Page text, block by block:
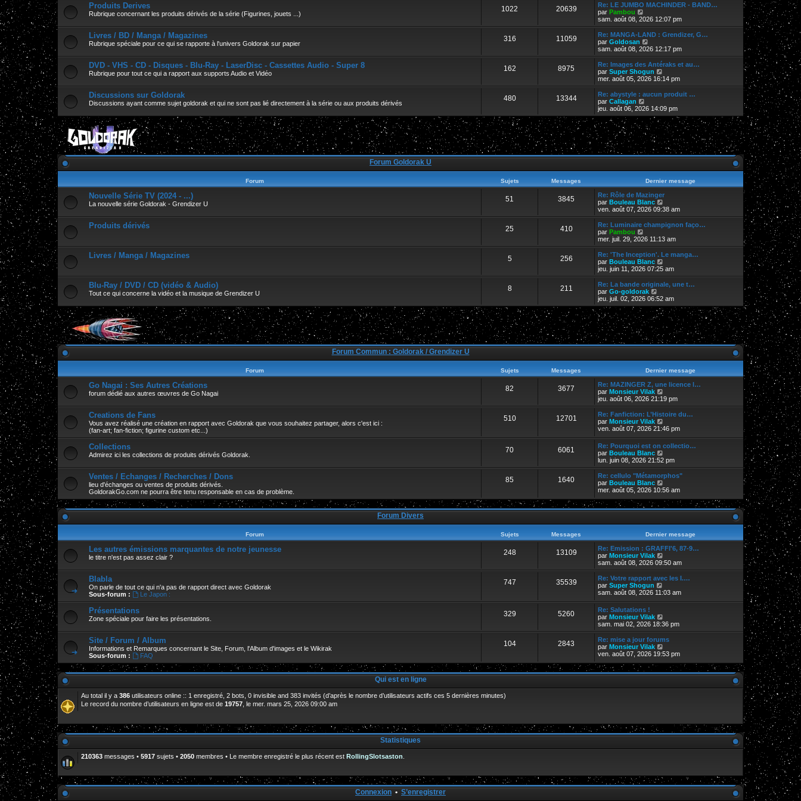
r
l
e
e
r
n
i
r
m
e
s
s
a
g
e
Produits Derives
Rubrique concernant les produits dérivés de la série (Figurines, jouets ...)
1022 20639
Re: LE JUMBO MACHINDER - BAND…
par Pambou
o
i
r
l
e
r
n
i
r
m
e
s
a
g
e
sam. août 08, 2026 12:07 pm
Livres / BD / Manga / Magazines
Rubrique spéciale pour ce qui se rapporte à l'univers Goldorak sur papier
316 11059
Re: MANGA-LAND : Grendizer, G…
par Goldosan
o
i
r
l
e
r
n
i
e
r
m
e
s
g
sam. août 08, 2026 12:17 pm
DVD - VHS - CD - Disques - Blu-Ray - LaserDisc - Cassettes Audio - Super 8
Rubrique pour tout ce qui a rapport aux supports Audio et Vidéo
162 8975
Re: Images des Antéraks et au…
par Super Shogun
o
i
r
l
e
e
r
n
i
e
r
e
s
a
g
e
mer. août 05, 2026 16:14 pm
Discussions sur Goldorak
Discussions ayant comme sujet goldorak et qui ne sont pas lié directement à la série ou aux produits dérivés
480 13344
Re: abystyle : aucun produit …
par Callagan
o
i
l
e
e
r
i
e
r
m
e
s
s
a
g
e
jeu. août 06, 2026 14:09 pm
Forum Goldorak U
Forum Sujets Messages Dernier message
Nouvelle Série TV (2024 - ...)
La nouvelle série Goldorak - Grendizer U
51 3845
Re: Rôle de Mazinger
par Bouleau Blanc
o
i
r
e
r
r
e
s
g
e
ven. août 07, 2026 09:38 am
Produits dérivés 25 410
Re: Luminaire champignon faço…
par Pambou
o
i
r
l
e
r
n
i
m
s
s
g
e
mer. juil. 29, 2026 11:13 am
Livres / Manga / Magazines 5 256
Re: 'The Inception'. Le manga…
par Bouleau Blanc
o
i
r
e
e
n
i
e
r
e
s
s
a
e
jeu. juin 11, 2026 07:25 am
Blu-Ray / DVD / CD (vidéo & Audio)
Tout ce qui concerne la vidéo et la musique de Grendizer U
8 211
Re: La bande originale, une t…
par Go-goldorak
o
i
r
l
d
e
r
i
e
r
m
e
s
s
a
g
e
jeu. juil. 02, 2026 06:52 am
Forum Commun : Goldorak / Grendizer U
Forum Sujets Messages Dernier message
Go Nagai : Ses Autres Créations
forum dédié aux autres œuvres de Go Nagai
82 3677
Re: MAZINGER Z, une licence l…
par Monsieur Vilak
o
i
r
e
r
i
e
r
e
s
a
e
jeu. août 06, 2026 21:19 pm
Creations de Fans
Vous avez réalisé une création en rapport avec Goldorak que vous souhaitez partager, alors c'est ici :
(fan-art; fan-fiction; figurine custom etc...)
510 12701
Re: Fanfiction: L’Histoire du…
par Monsieur Vilak
o
l
d
r
i
e
r
m
s
a
g
ven. août 07, 2026 21:46 pm
Collections
Admirez ici les collections de produits dérivés Goldorak.
70 6061
Re: Pourquoi est on collectio…
par Bouleau Blanc
o
i
r
l
e
e
r
i
r
m
e
s
s
g
lun. juin 08, 2026 21:52 pm
Ventes / Echanges / Recherches / Dons
lieu d'échanges ou ventes de produits dérivés.
GoldorakGo.com ne pourra être tenu responsable en cas de problème.
85 1640
Re: cellulo "Métamorphos"
par Bouleau Blanc
o
r
l
d
e
r
n
e
e
s
s
a
mer. août 05, 2026 10:56 am
Forum Divers
Forum Sujets Messages Dernier message
Les autres émissions marquantes de notre jeunesse
le titre n'est pas assez clair ?
248 13109
Re: Emission : GRAFFI'6, 87-9…
par Monsieur Vilak
o
i
r
e
i
e
r
e
s
s
a
e
sam. août 08, 2026 09:50 am
Blabla
On parle de tout ce qui n'a pas de rapport direct avec Goldorak
Sous-forum :
Le Japon :
747 35539
Re: Votre rapport avec les I.…
par Super Shogun
o
e
d
r
i
e
m
sam. août 08, 2026 11:03 am
Présentations
Zone spéciale pour faire les présentations.
329 5260
Re: Salutations !
par Monsieur Vilak
o
i
r
e
r
i
s
a
sam. mai 02, 2026 18:36 pm
Site / Forum / Album
Informations et Remarques concernant le Site, Forum, l'Album d'images et le Wikirak
Sous-forum :
FAQ
104 2843
Re: mise a jour forums
par Monsieur Vilak
o
l
d
e
r
g
e
ven. août 07, 2026 19:53 pm
Qui est en ligne
Au total il y a 386 utilisateurs online :: 1 enregistré, 2 bots, 0 invisible and 383 invités (d’après le nombre d’utilisateurs actifs ces 5 dernières minutes)
Le record du nombre d’utilisateurs en ligne est de 19757 , le mer. mars 25, 2026 09:00 am
Statistiques
210363 messages • 5917 sujets • 2050 membres • Le membre enregistré le plus récent est RollingSlotsaston
Connexion • S’enregistrer